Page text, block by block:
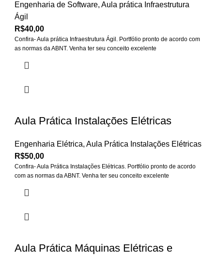
Engenharia de Software, Aula prática Infraestrutura
Ágil
R$40,00
Confira- Aula prática Infraestrutura Ágil. Portfólio pronto de acordo com
as normas da ABNT. Venha ter seu conceito excelente
Aula Prática Instalações Elétricas
Engenharia Elétrica, Aula Prática Instalações Elétricas
R$50,00
Confira- Aula Prática Instalações Elétricas. Portfólio pronto de acordo
com as normas da ABNT. Venha ter seu conceito excelente
Aula Prática Máquinas Elétricas e